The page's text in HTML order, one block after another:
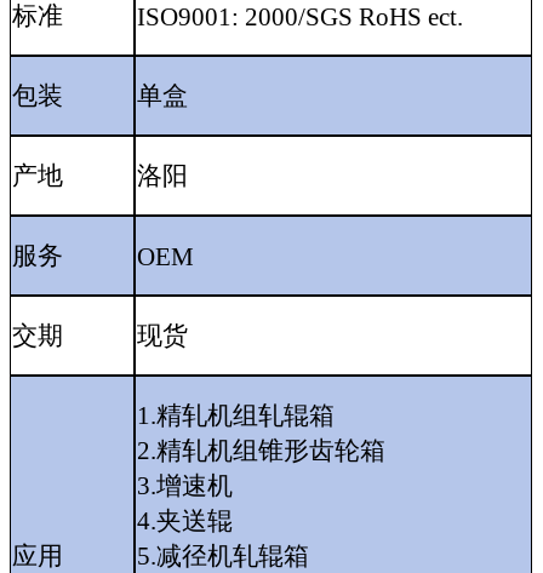
标准 ISO9001: 2000/SGS RoHS ect.
包装 单盒
产地 洛阳
服务 OEM
交期 现货
应用
1.精轧机组轧辊箱
2.精轧机组锥形齿轮箱
3.增速机
4.夹送辊
5.减径机轧辊箱